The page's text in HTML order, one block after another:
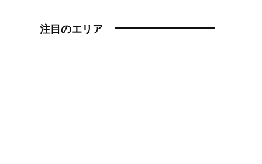
注目のエリア